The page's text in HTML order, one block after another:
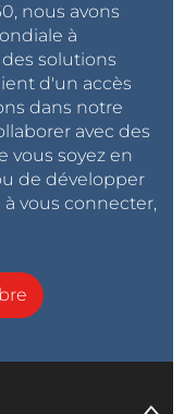
nous avons
à
solutions
d'un accès
dans notre
avec des
vous soyez en
de développer
vous connecter,